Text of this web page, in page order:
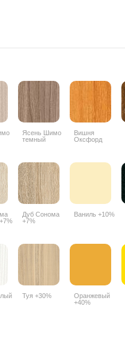
Ясень Шимо
темный
Вишня
Оксфорд
Дуб Сонома
+7%
Ваниль +10%
Туя +30%
Оранжевый
+40%